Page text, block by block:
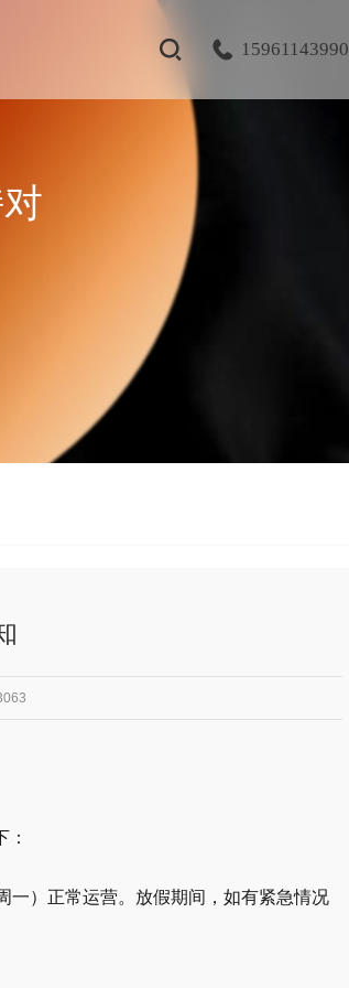
15961143990
）正常运营。放假期间，如有紧急情况